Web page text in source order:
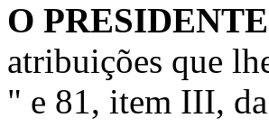
O
atribuições que
" e 81, item III,